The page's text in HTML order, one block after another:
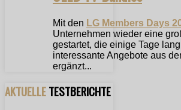
Mit den LG Members Days
Unternehmen wieder eine
gestartet, die einige Tage
interessante Angebote aus
ergänzt...
AKTUELLETESTBERICHTE